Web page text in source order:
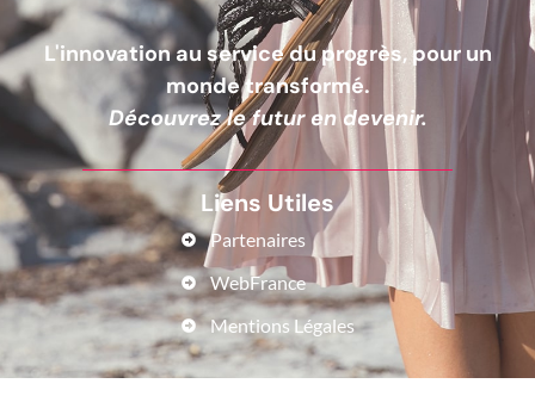
L'innovation au service du progrès, pour un
monde transformé.
Découvrez le futur en devenir.
Liens Utiles
Partenaires
WebFrance
Mentions Légales